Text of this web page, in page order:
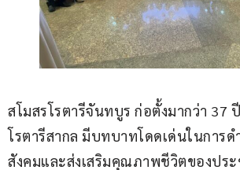
สโมสรโรตารีจันทบูร ก่อตั้งมากว่า 37
โรตารีสากล มีบทบาทโดดเด่นในการด
สังคมและส่งเสริมคุณภาพชีวิตของปร